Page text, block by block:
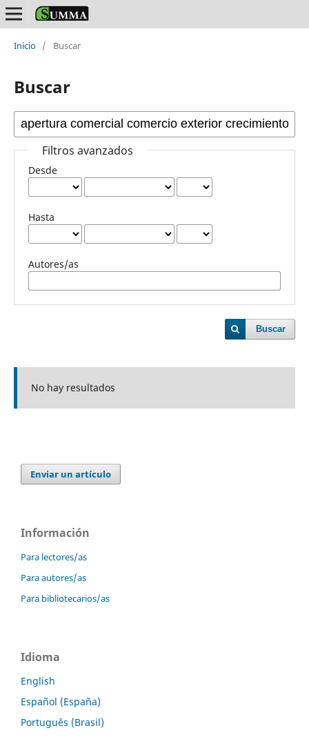
Inicio / Buscar
Buscar
Filtros avanzados
Desde
Hasta
Autores/as
Buscar
No hay resultados
Enviar un artículo
Información
Para lectores/as
Para autores/as
Para bibliotecarios/as
Idioma
English
Español (España)
Português (Brasil)